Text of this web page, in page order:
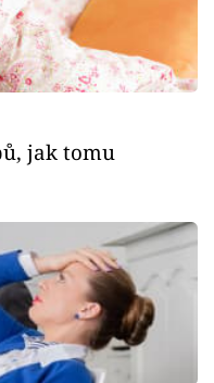
jak tomu